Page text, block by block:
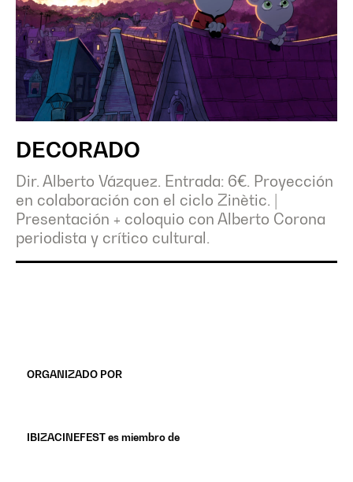
DECORADO
Dir. Alberto Vázquez. Entrada: 6€. Proyección
en colaboración con el ciclo Zinètic.
Presentación + coloquio con Alberto Corona
periodista y crítico cultural.
ORGANIZADO POR
IBIZACINEFEST es miembro de